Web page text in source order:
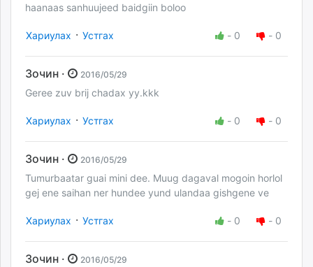
haanaas sanhuujeed baidgiin boloo
Хариулах · Устгах - 0 - 0
Зочин · 2016/05/29
Geree zuv brij chadax yy.kkk
Хариулах · Устгах - 0 - 0
Зочин · 2016/05/29
Tumurbaatar guai mini dee. Muug dagaval mogoin horlol
gej ene saihan ner hundee yund ulandaa gishgene ve
Хариулах · Устгах - 0 - 0
Зочин · 2016/05/29